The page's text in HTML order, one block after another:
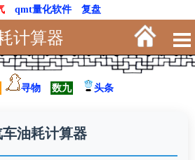
qmt量化软件 复盘
计算器
寻物 数九 头条
车油耗计算器